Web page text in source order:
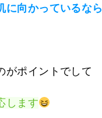
に向かっているなら
がポイントでして
します